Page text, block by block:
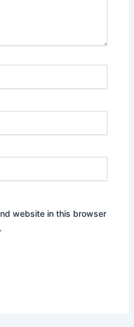
website in this browser